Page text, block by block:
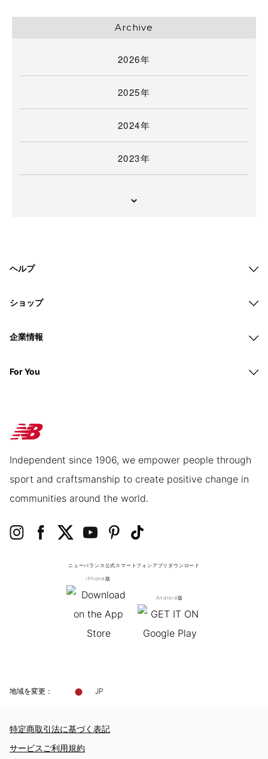
Archive
2026年
2025年
2024年
2023年
ヘルプ
ショップ
企業情報
For You
Independent since 1906, we empower people through
sport and craftsmanship to create positive change in
communities around the world.
ニューバランス公式スマートフォンアプリ ダウンロード
iPhone版
Android版
地域を変更： JP
特定商取引法に基づく表記
サービスご利用規約